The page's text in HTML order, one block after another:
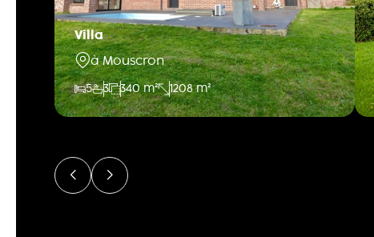
Villa
à Mouscron
5 3 340 m² 1208 m²